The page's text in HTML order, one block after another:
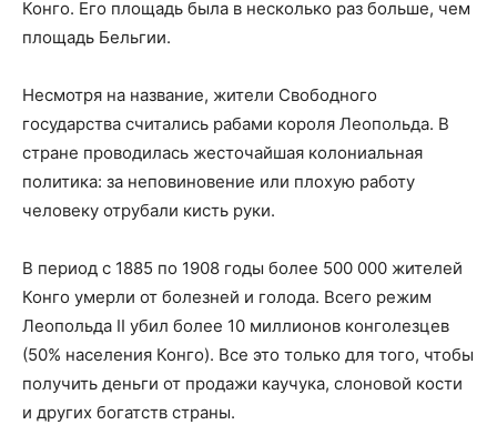
Конго. Его площадь была в несколько раз больше, чем
площадь Бельгии.
Несмотря на название, жители Свободного
государства считались рабами короля Леопольда. В
стране проводилась жесточайшая колониальная
политика: за неповиновение или плохую работу
человеку отрубали кисть руки.
В период с 1885 по 1908 годы более 500 000 жителей
Конго умерли от болезней и голода. Всего режим
Леопольда II убил более 10 миллионов конголезцев
(50% населения Конго). Все это только для того, чтобы
получить деньги от продажи каучука, слоновой кости
и других богатств страны.